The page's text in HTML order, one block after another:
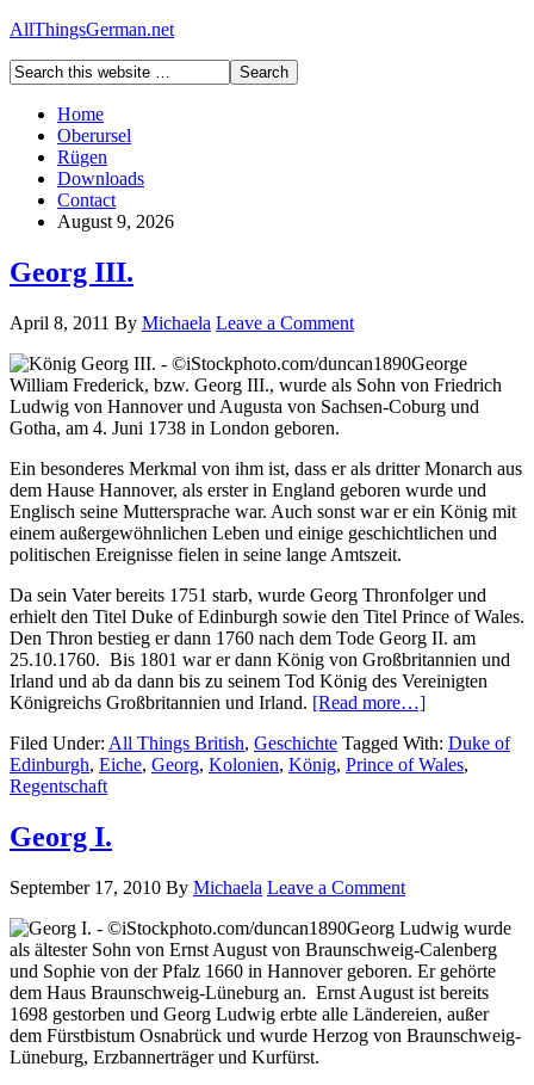
AllThingsGerman.net
Home
Oberursel
Rügen
Downloads
Contact
August 9, 2026
Georg III.
April 8, 2011 By Michaela Leave a Comment
George
William Frederick, bzw. Georg III., wurde als Sohn von Friedrich
Ludwig von Hannover und Augusta von Sachsen-Coburg und
Gotha, am 4. Juni 1738 in London geboren.
Ein besonderes Merkmal von ihm ist, dass er als dritter Monarch aus
dem Hause Hannover, als erster in England geboren wurde und
Englisch seine Muttersprache war. Auch sonst war er ein König mit
einem außergewöhnlichen Leben und einige geschichtlichen und
politischen Ereignisse fielen in seine lange Amtszeit.
Da sein Vater bereits 1751 starb, wurde Georg Thronfolger und
erhielt den Titel Duke of Edinburgh sowie den Titel Prince of Wales.
Den Thron bestieg er dann 1760 nach dem Tode Georg II. am
25.10.1760. Bis 1801 war er dann König von Großbritannien und
Irland und ab da dann bis zu seinem Tod König des Vereinigten
Königreichs Großbritannien und Irland. [Read more…]
Filed Under: All Things British, Geschichte Tagged With: Duke of
Edinburgh, Eiche, Georg, Kolonien, König, Prince of Wales,
Regentschaft
Georg I.
September 17, 2010 By Michaela Leave a Comment
Georg Ludwig wurde
als ältester Sohn von Ernst August von Braunschweig-Calenberg
und Sophie von der Pfalz 1660 in Hannover geboren. Er gehörte
dem Haus Braunschweig-Lüneburg an. Ernst August ist bereits
1698 gestorben und Georg Ludwig erbte alle Ländereien, außer
dem Fürstbistum Osnabrück und wurde Herzog von Braunschweig-
Lüneburg, Erzbannerträger und Kurfürst.